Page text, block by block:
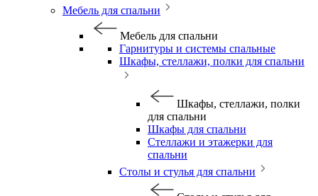
Мебель для спальни
Мебель для спальни
Гарнитуры и системы спальные
Шкафы, стеллажи, полки для спальни
Шкафы, стеллажи, полки
для спальни
Шкафы для спальни
Стеллажи и этажерки для
спальни
Столы и стулья для спальни